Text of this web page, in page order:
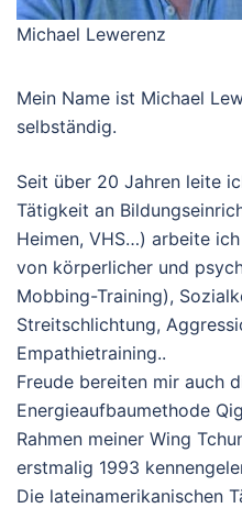
Michael Lewerenz
Mein Name ist Michael
selbständig.
Seit über 20 Jahren leite
Tätigkeit an
Heimen, VHS…) arbeite
von körperlicher und
Mobbing-Training),
Streitschlichtung,
Empathietraining..
Freude bereiten mir auch
Energieaufbaumethode
Rahmen meiner Wing
erstmalig 1993
Die lateinamerikanischen